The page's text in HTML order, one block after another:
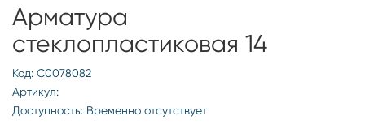
Арматура
стеклопластиковая 14
Код: С0078082
Артикул:
Доступность: Временно отсутствует